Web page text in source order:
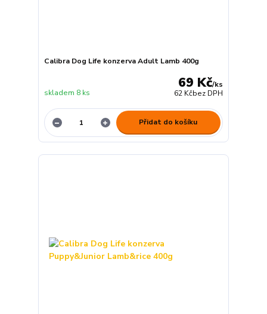
Calibra Dog Life konzerva Adult Lamb 400g
69 Kč/ks
62 Kčbez DPH
skladem 8 ks
Přidat do košíku